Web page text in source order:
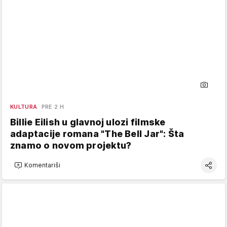
KULTURA PRE 2 H
Billie Eilish u glavnoj ulozi filmske
adaptacije romana "The Bell Jar": Šta
znamo o novom projektu?
Komentariši